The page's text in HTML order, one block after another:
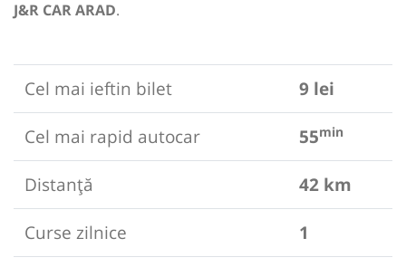
J&R CAR ARAD.
Cel mai ieftin bilet
9 lei
Cel mai rapid autocar
55min
Distanță
42 km
Curse zilnice
1